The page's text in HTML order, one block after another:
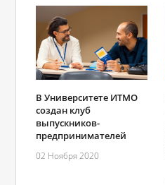
В Университете ИТМО
создан клуб
выпускников-
предпринимателей
02 Ноября 2020